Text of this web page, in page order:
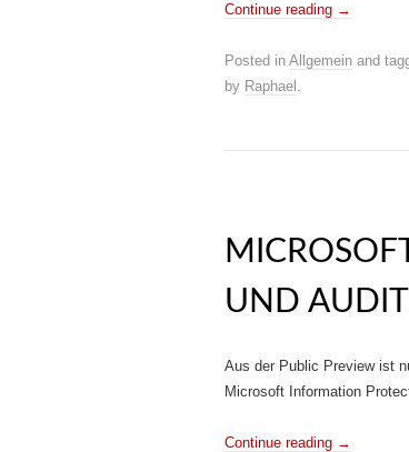
Continue reading →
Posted in Allgemein and
by Raphael .
UND
Aus der Public Preview ist
Microsoft Information
Continue reading →